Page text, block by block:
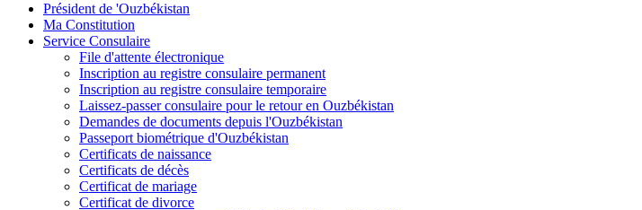
Président de 'Ouzbékistan
Ma Constitution
Service Consulaire
File d'attente électronique
Inscription au registre consulaire permanent
Inscription au registre consulaire temporaire
Laissez-passer consulaire pour le retour en Ouzbékistan
Demandes de documents depuis l'Ouzbékistan
Passeport biométrique d'Ouzbékistan
Certificats de naissance
Certificats de décès
Certificat de mariage
Certificat de divorce